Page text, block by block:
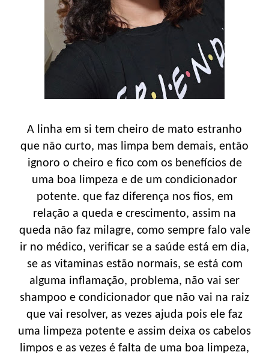
A linha em si tem cheiro de mato estranho
que não curto, mas limpa bem demais, então
ignoro o cheiro e fico com os benefícios de
uma boa limpeza e de um condicionador
potente. que faz diferença nos fios, em
relação a queda e crescimento, assim na
queda não faz milagre, como sempre falo vale
ir no médico, verificar se a saúde está em dia,
se as vitaminas estão normais, se está com
alguma inflamação, problema, não vai ser
shampoo e condicionador que não vai na raiz
que vai resolver, as vezes ajuda pois ele faz
uma limpeza potente e assim deixa os cabelos
limpos e as vezes é falta de uma boa limpeza,